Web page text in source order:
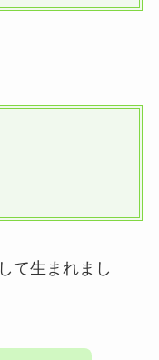
て生まれまし